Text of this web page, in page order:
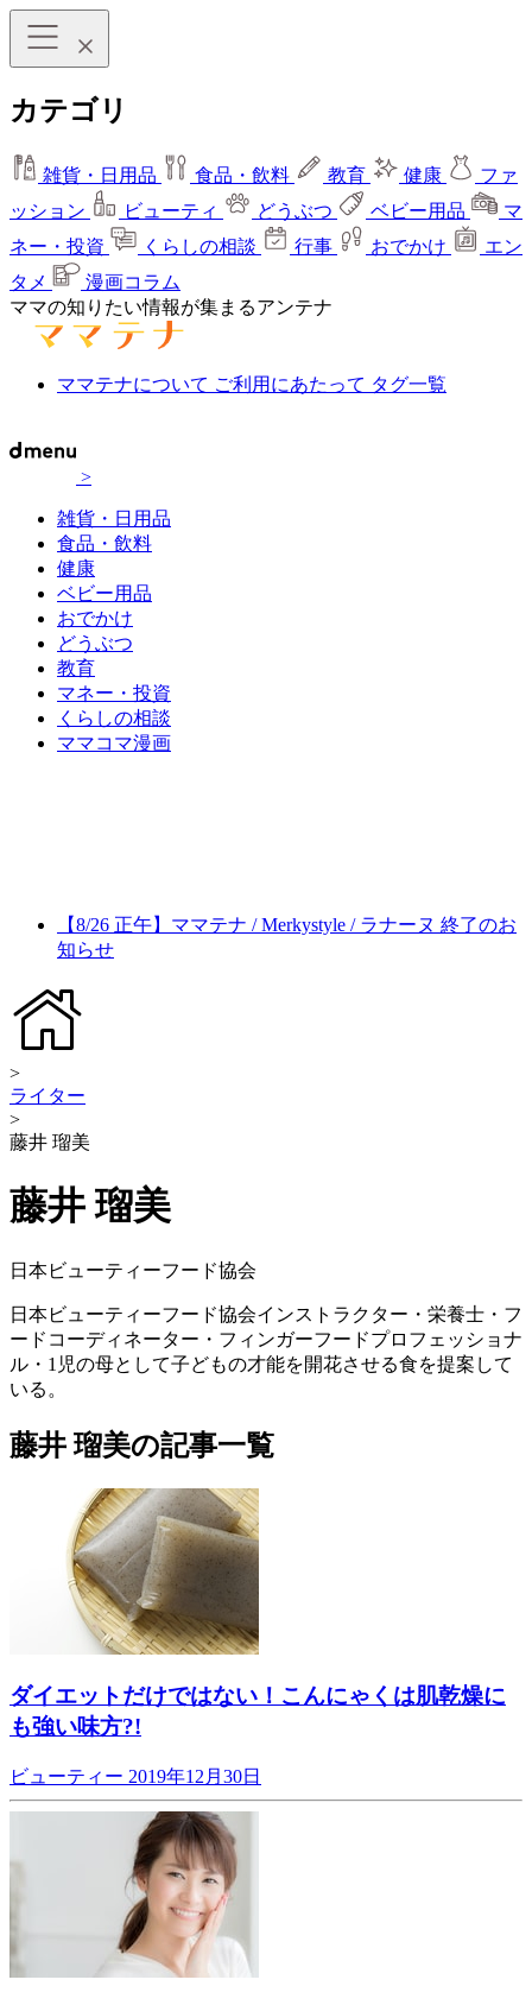
カテゴリ
雑貨・日用品 食品・飲料 教育 健康
ファ
ッション
ビューティ どうぶつ ベビー用品
マ
ネー・投資
くらしの相談 行事 おでかけ
エン
タメ
漫画コラム
ママの知りたい情報が集まるアンテナ
ママテナについて ご利用にあたって タグ一覧
>
雑貨・日用品
食品・飲料
健康
ベビー用品
おでかけ
どうぶつ
教育
マネー・投資
くらしの相談
ママコマ漫画
【8/26 正午】ママテナ / Merkystyle / ラナーヌ 終了のお
知らせ
>
ライター
>
藤井 瑠美
藤井 瑠美
日本ビューティーフード協会
日本ビューティーフード協会インストラクター・栄養士・フ
ードコーディネーター・フィンガーフードプロフェッショナ
ル・1児の母として子どもの才能を開花させる食を提案して
いる。
藤井 瑠美の記事一覧
ダイエットだけではない！こんにゃくは肌乾燥に
も強い味方?!
ビューティー 2019年12月30日